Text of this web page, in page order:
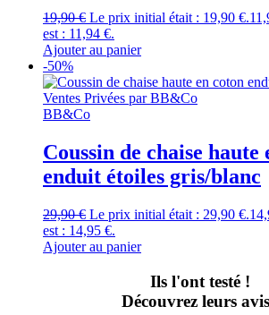
19,90€ Le prix initial était : 19,90 €.
est : 11,94 €.
Ajouter au panier
-50%
BB&Co
Coussin de chaise haute
enduit étoiles gris/blanc
29,90€ Le prix initial était : 29,90 €.
est : 14,95 €.
Ajouter au panier
Ils l'ont testé !
Découvrez leurs